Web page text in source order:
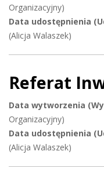
Organizacyjny)
Data udostępnienia
(Alicja Walaszek)
Referat
Data wytworzenia
Organizacyjny)
Data udostępnienia
(Alicja Walaszek)